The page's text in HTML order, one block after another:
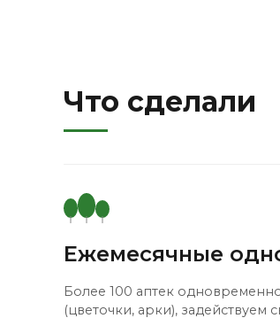
Что сделали
Ежемесячные
Более 100 аптек
(цветочки, арки),